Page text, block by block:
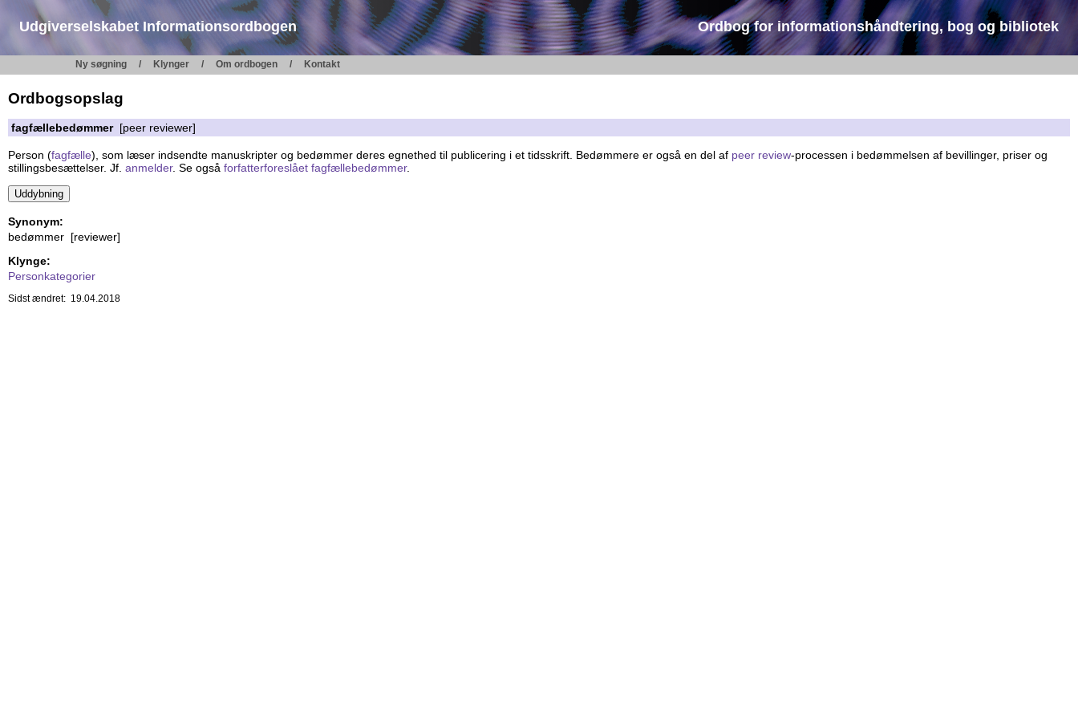
Udgiverselskabet Informationsordbogen Ordbog for informationshåndtering, bog og bibliotek
Ny søgning Klynger Om ordbogen Kontakt
Ordbogsopslag
fagfællebedømmer[peer reviewer]
Person (fagfælle), som læser indsendte manuskripter og bedømmer deres egnethed til publicering i et tidsskrift. Bedømmere er også en del af peer review-processen i bedømmelsen af bevillinger, priser og
stillingsbesættelser. Jf. anmelder. Se også forfatterforeslået fagfællebedømmer.
Synonym:
bedømmer [reviewer]
Klynge:
Personkategorier
Sidst ændret: 19.04.2018